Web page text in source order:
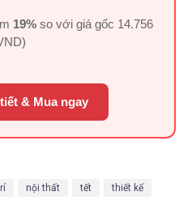
19%so với giá gốc 14.756
)
& Mua ngay
nội thất tết thiết kế